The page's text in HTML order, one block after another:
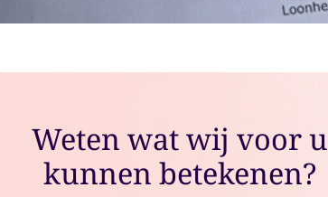
Weten wat wij voor u
kunnen betekenen?